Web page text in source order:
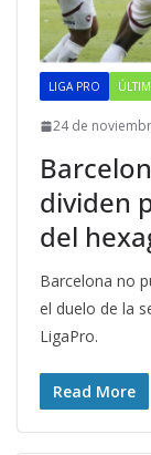
LIGA PRO
24 de
dividen
del
Barcelona no
el duelo de la
LigaPro.
Read More